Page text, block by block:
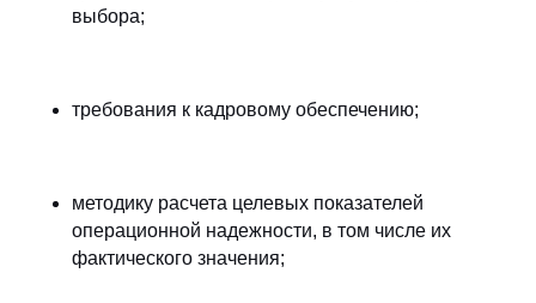
выбора;
требования к кадровому обеспечению;
методику расчета целевых показателей
операционной надежности, в том числе их
фактического значения;